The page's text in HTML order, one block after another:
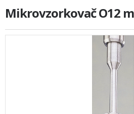
Mikrovzorkovač O12